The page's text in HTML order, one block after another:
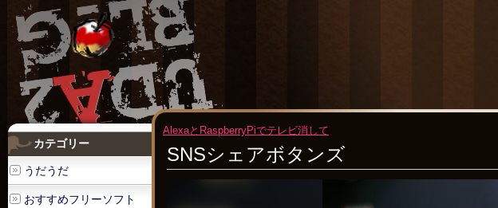
AlexaとRaspberryPiでテレビ消して
SNSシェアボタンズ
カテゴリー
うだうだ
おすすめフリーソフト